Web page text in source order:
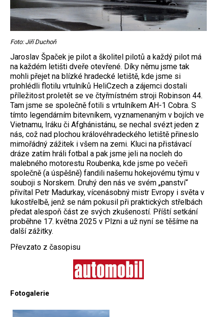
Foto: Jiří Duchoň
Jaroslav Špaček je pilot a školitel pilotů a každý pilot má
na každém letišti dveře otevřené. Díky němu jsme tak
mohli přejet na blízké hradecké letiště, kde jsme si
prohlédli flotilu vrtulníků HeliCzech a zájemci dostali
příležitost proletět se ve čtyřmístném stroji Robinson 44.
Tam jsme se společně fotili s vrtulníkem AH-1 Cobra. S
tímto legendárním bitevníkem, vyznamenaným v bojích ve
Vietnamu, Iráku či Afghánistánu, se nechal svézt jeden z
nás, což nad plochou královéhradeckého letiště přineslo
mimořádný zážitek i všem na zemi. Kluci na přistávací
dráze zatím hráli fotbal a pak jsme jeli na nocleh do
malebného motorestu Roubenka, kde jsme po večeři
společně (a úspěšně) fandili našemu hokejovému týmu v
souboji s Norskem. Druhý den nás ve svém „panství“
přivítal Petr Madurkay, vícenásobný mistr Evropy i světa v
lukostřelbě, jenž se nám pokusil při praktických střelbách
předat alespoň část ze svých zkušeností. Příští setkání
proběhne 17. května 2025 v Plzni a už nyní se těšíme na
další zážitky.
Převzato z časopisu
Fotogalerie